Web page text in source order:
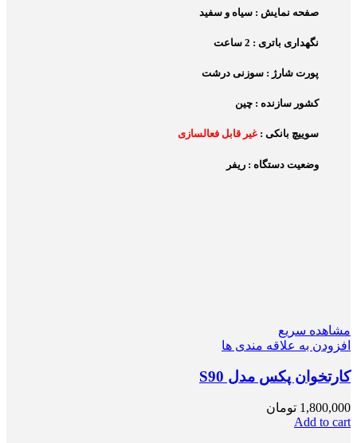
صفحه نمایش : سیاه و سفید
نگهداری باتری : 2 ساعت
پورت شارژ : سوزنی درشت
کشور سازنده : چین
سوییچ بانکی : غیر قابل فعالسازی
وضعیت دستگاه : ریفر
مشاهده سریع
افزودن به علاقه مندی ها
کارتخوان پکس مدل S90
1,800,000 تومان
Add to cart